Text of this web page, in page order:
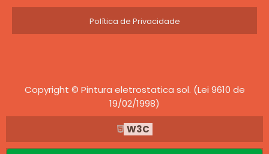
Política de Privacidade
Copyright © Pintura eletrostatica sol. (Lei 9610 de
19/02/1998)
W3C